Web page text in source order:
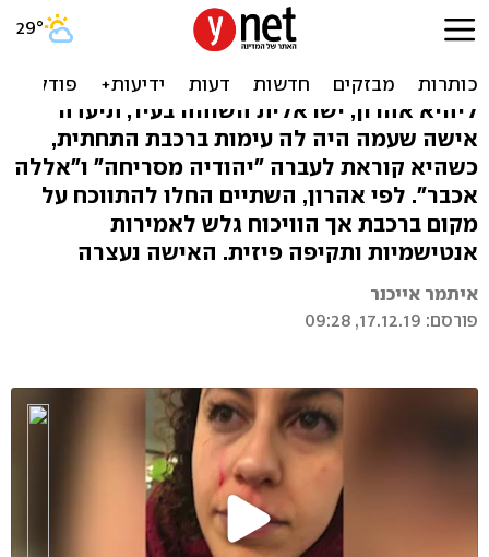
ישראלית תיעדה: "הותקפתי
על רקע אנטישמי בניו יורק"
ליהיא אהרון, ישראלית השוהה בעיר, תיעדה
אישה שעמה היה לה עימות ברכבת התחתית,
כשהיא קוראת לעברה "יהודיה מסריחה" ו"אללה
אכבר". לפי אהרון, השתיים החלו להתווכח על
מקום ברכבת אך הוויכוח גלש לאמירות
אנטישמיות ותקיפה פיזית. האישה נעצרה
איתמר אייכנר
פורסם: 17.12.19, 09:28